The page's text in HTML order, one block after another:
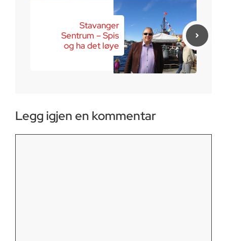
Stavanger
Sentrum – Spis
og ha det løye
Legg igjen en kommentar